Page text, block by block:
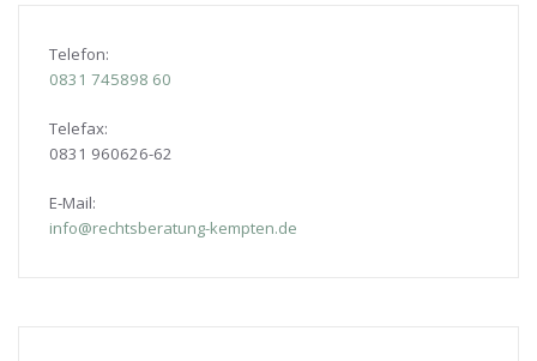
Telefon:
0831 745898 60
Telefax:
0831 960626-62
E-Mail:
info@rechtsberatung-kempten.de